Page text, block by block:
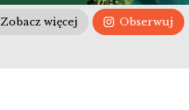
Zobacz więcej Obserwuj